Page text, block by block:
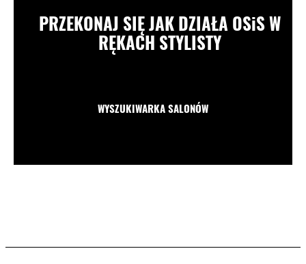
PRZEKONAJ SIĘ JAK DZIAŁA OSiS W
RĘKACH STYLISTY
WYSZUKIWARKA SALONÓW